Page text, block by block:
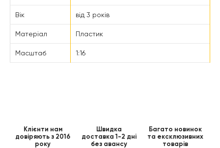
Вік від 3 років
Матеріал Пластик
Масштаб 1:16
Клієнти нам
довіряють з 2016
року
Швидка
доставка 1-2 дні
без авансу
Багато новинок
та ексклюзивних
товарів